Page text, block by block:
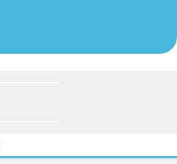
Hatena Policies